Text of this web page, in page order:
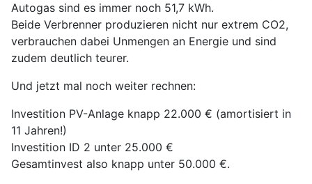
Autogas sind es immer noch 51,7 kWh.
Beide Verbrenner produzieren nicht nur extrem CO2,
verbrauchen dabei Unmengen an Energie und sind
zudem deutlich teurer.
Und jetzt mal noch weiter rechnen:
Investition PV-Anlage knapp 22.000 € (amortisiert in
11 Jahren!)
Investition ID 2 unter 25.000 €
Gesamtinvest also knapp unter 50.000 €.